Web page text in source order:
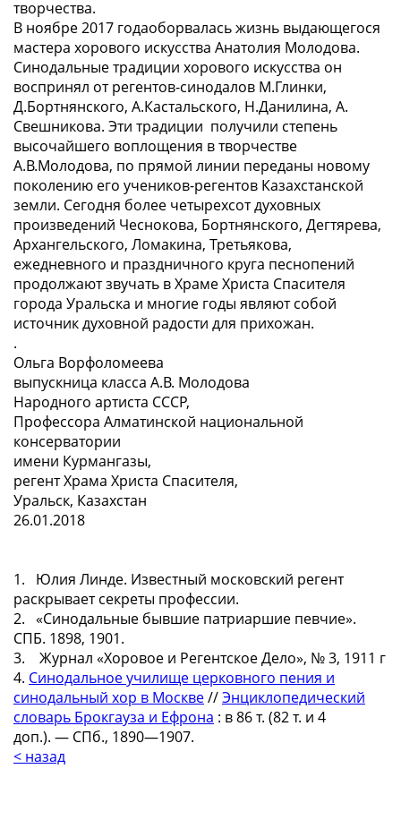
творчества.
В ноябре 2017 годаоборвалась жизнь выдающегося
мастера хорового искусства Анатолия Молодова.
Синодальные традиции хорового искусства он
воспринял от регентов-синодалов М.Глинки,
Д.Бортнянского, А.Кастальского, Н.Данилина, А.
Свешникова. Эти традиции получили степень
высочайшего воплощения в творчестве
А.В.Молодова, по прямой линии переданы новому
поколению его учеников-регентов Казахстанской
земли. Сегодня более четырехсот духовных
произведений Чеснокова, Бортнянского, Дегтярева,
Архангельского, Ломакина, Третьякова,
ежедневного и праздничного круга песнопений
продолжают звучать в Храме Христа Спасителя
города Уральска и многие годы являют собой
источник духовной радости для прихожан.
.
Ольга Ворфоломеева
выпускница класса А.В. Молодова
Народного артиста СССР,
Профессора Алматинской национальной
консерватории
имени Курмангазы,
регент Храма Христа Спасителя,
Уральск, Казахстан
26.01.2018
1. Юлия Линде. Известный московский регент
раскрывает секреты профессии.
2. «Синодальные бывшие патриаршие певчие».
СПБ. 1898, 1901.
3. Журнал «Хоровое и Регентское Дело», № 3, 1911 г
4. Синодальное училище церковного пения и
синодальный хор в Москве//Энциклопедический
словарь Брокгауза и Ефрона : в 86 т. (82 т. и 4
доп.). — СПб., 1890—1907.
< назад